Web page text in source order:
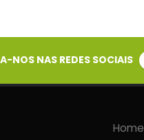
NOS NAS REDES SOCIAIS
Home